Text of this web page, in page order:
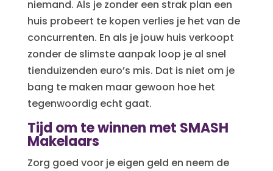
niemand. Als je zonder een strak plan een
huis probeert te kopen verlies je het van de
concurrenten. En als je jouw huis verkoopt
zonder de slimste aanpak loop je al snel
tienduizenden euro’s mis. Dat is niet om je
bang te maken maar gewoon hoe het
tegenwoordig echt gaat.
Tijd om te winnen met SMASH
Makelaars
Zorg goed voor je eigen geld en neem de